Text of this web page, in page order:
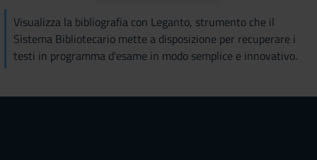
Visualizza la bibliografia con Leganto, strumento che il
Sistema Bibliotecario mette a disposizione per recuperare i
testi in programma d'esame in modo semplice e innovativo.